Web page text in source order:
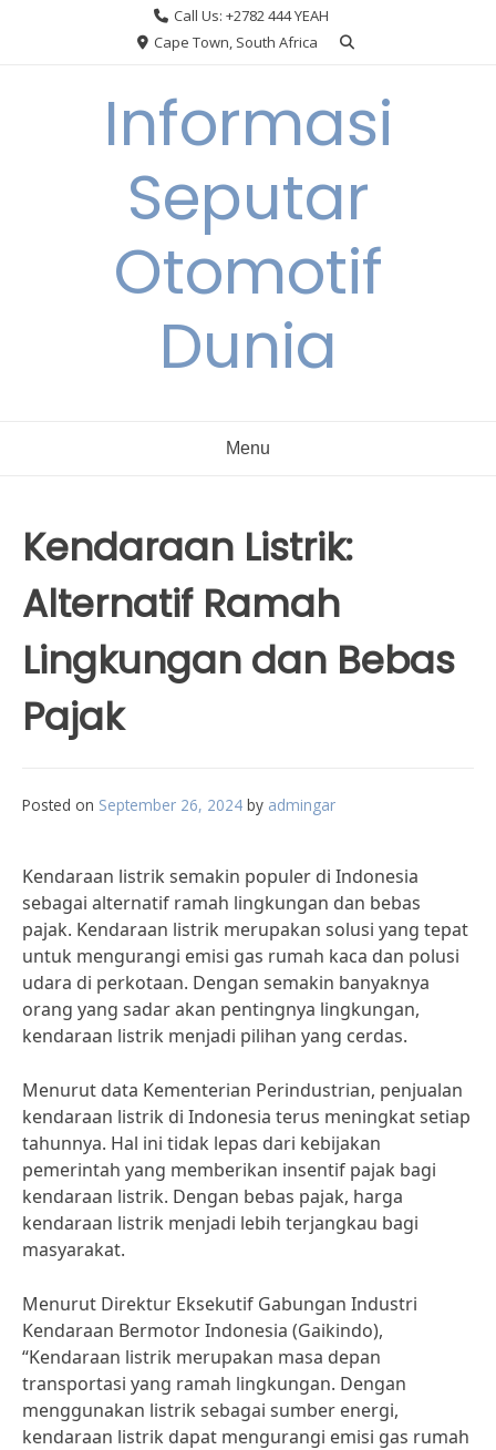
Call Us: +2782 444 YEAH
Cape Town, South Africa
Informasi
Seputar
Otomotif
Dunia
Menu
Kendaraan Listrik:
Alternatif Ramah
Lingkungan dan Bebas
Pajak
Posted on September 26, 2024 by admingar
Kendaraan listrik semakin populer di Indonesia
sebagai alternatif ramah lingkungan dan bebas
pajak. Kendaraan listrik merupakan solusi yang tepat
untuk mengurangi emisi gas rumah kaca dan polusi
udara di perkotaan. Dengan semakin banyaknya
orang yang sadar akan pentingnya lingkungan,
kendaraan listrik menjadi pilihan yang cerdas.
Menurut data Kementerian Perindustrian, penjualan
kendaraan listrik di Indonesia terus meningkat setiap
tahunnya. Hal ini tidak lepas dari kebijakan
pemerintah yang memberikan insentif pajak bagi
kendaraan listrik. Dengan bebas pajak, harga
kendaraan listrik menjadi lebih terjangkau bagi
masyarakat.
Menurut Direktur Eksekutif Gabungan Industri
Kendaraan Bermotor Indonesia (Gaikindo),
“Kendaraan listrik merupakan masa depan
transportasi yang ramah lingkungan. Dengan
menggunakan listrik sebagai sumber energi,
kendaraan listrik dapat mengurangi emisi gas rumah